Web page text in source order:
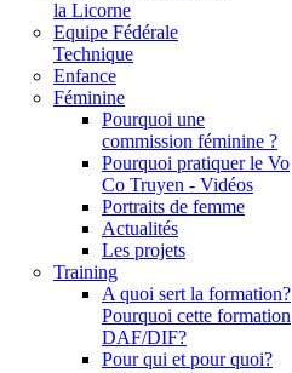
la Licorne
Equipe Fédérale
Technique
Enfance
Féminine
Pourquoi une
commission féminine ?
Pourquoi pratiquer le Vo
Co Truyen - Vidéos
Portraits de femme
Actualités
Les projets
Training
A quoi sert la formation?
Pourquoi cette formation
DAF/DIF?
Pour qui et pour quoi?